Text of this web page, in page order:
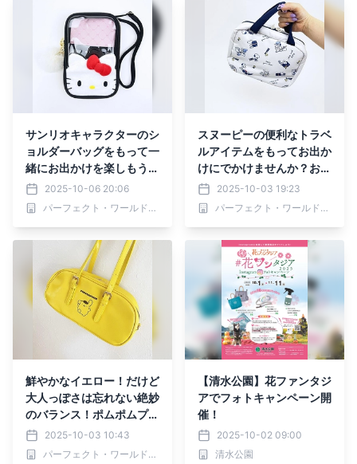
サンリオキャラクターのシ
ョルダーバッグをもって一
緒にお出かけを楽しもう。
もこもこチャームにキャラ
クターのフェイスデザイン
が愛らしいデザインです。
2025-10-06 20:06
パーフェクト・ワールド株式会社
スヌーピーの便利なトラベ
ルアイテムをもってお出か
けにでかけませんか？お茶
目なデザインで気分もあが
るかも。
2025-10-03 19:23
パーフェクト・ワールド株式会社
鮮やかなイエロー！だけど
大人っぽさは忘れない絶妙
のバランス！ポムポムプリ
ンのワイドボストンバッグ
はいかが？
2025-10-03 10:43
パーフェクト・ワールド株式会社
【清水公園】花ファンタジ
アでフォトキャンペーン開
催！
2025-10-02 09:00
清水公園